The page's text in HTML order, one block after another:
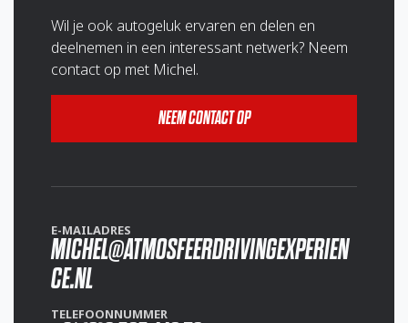
Wil je ook autogeluk ervaren en delen en
deelnemen in een interessant netwerk? Neem
contact op met Michel.
NEEM CONTACT OP
E-MAILADRES
MICHEL@ATMOSFEERDRIVINGEXPERIEN
CE.NL
TELEFOONNUMMER